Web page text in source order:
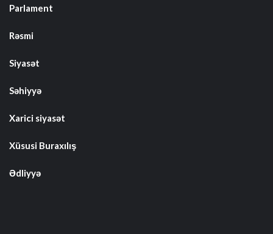
Parlament
Rəsmi
Siyasət
Səhiyyə
Xarici siyasət
Xüsusi Buraxılış
Ədliyyə